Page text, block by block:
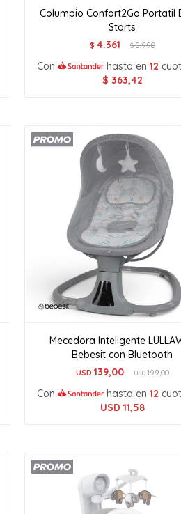
Columpio Confort2Go Portatil
Starts
$ 4.361 $5.990
Con hasta en12
$ 363,42
Mecedora Inteligente
Bebesit con Bluetooth
USD 139,00 USD199,00
Con hasta en12
USD 11,58